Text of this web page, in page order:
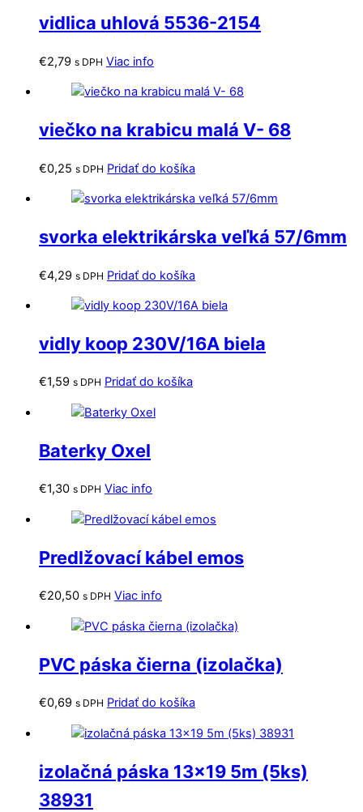
vidlica uhlová 5536-2154
€2,79 s DPH Viac info
viečko na krabicu malá V- 68
€0,25 s DPH Pridať do košíka
svorka elektrikárska veľká 57/6mm
€4,29 s DPH Pridať do košíka
vidly koop 230V/16A biela
€1,59 s DPH Pridať do košíka
Baterky Oxel
€1,30 s DPH Viac info
Predlžovací kábel emos
€20,50 s DPH Viac info
PVC páska čierna (izolačka)
€0,69 s DPH Pridať do košíka
izolačná páska 13×19 5m (5ks)
38931